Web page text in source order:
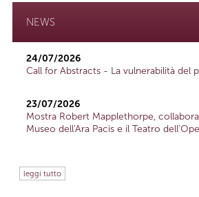
NEWS
24/07/2026
Call for Abstracts - La vulnerabilità del
23/07/2026
Mostra Robert Mapplethorpe,
Museo dell'Ara Pacis e il Teatro
leggi tutto